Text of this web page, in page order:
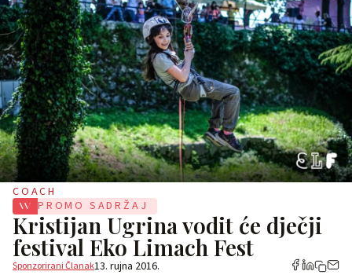
COACH
PROMO SADRŽAJ
Kristijan Ugrina vodit će dječji
festival Eko Limach Fest
Sponzorirani Članak13. rujna 2016.